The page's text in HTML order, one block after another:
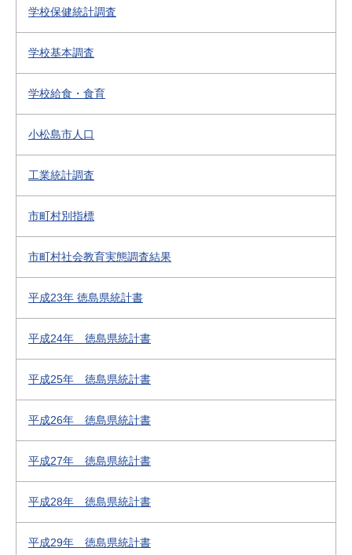
学校保健統計調査
学校基本調査
学校給食・食育
小松島市人口
工業統計調査
市町村別指標
市町村社会教育実態調査結果
平成23年 徳島県統計書
平成24年 徳島県統計書
平成25年 徳島県統計書
平成26年 徳島県統計書
平成27年 徳島県統計書
平成28年 徳島県統計書
平成29年 徳島県統計書